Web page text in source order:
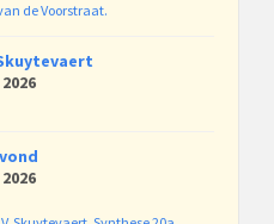
de Voorstraat.